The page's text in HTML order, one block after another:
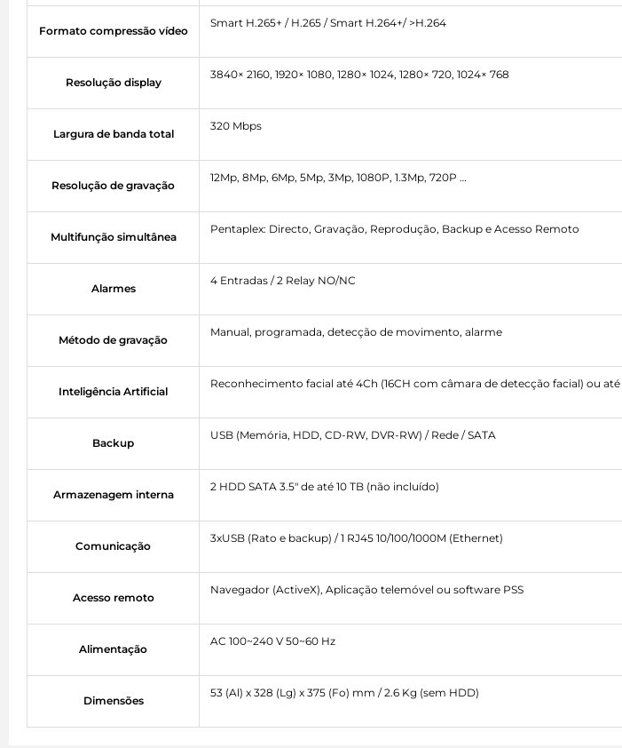
Formato compressão vídeo
Smart H.265+ / H.265 / Smart H.264+/ >H.264
Resolução display
3840× 2160, 1920× 1080, 1280× 1024, 1280× 720, 1024× 768
Largura de banda total
320 Mbps
Resolução de gravação
12Mp, 8Mp, 6Mp, 5Mp, 3Mp, 1080P, 1.3Mp, 720P …
Multifunção simultânea
Pentaplex: Directo, Gravação, Reprodução, Backup e Acesso Remoto
Alarmes
4 Entradas / 2 Relay NO/NC
Método de gravação
Manual, programada, detecção de movimento, alarme
Inteligência Artificial
Reconhecimento facial até 4Ch (16CH com câmara de detecção facial) ou
Backup
USB (Memória, HDD, CD-RW, DVR-RW) / Rede / SATA
Armazenagem interna
2 HDD SATA 3.5" de até 10 TB (não incluído)
Comunicação
3xUSB (Rato e backup) / 1 RJ45 10/100/1000M (Ethernet)
Acesso remoto
Navegador (ActiveX), Aplicação telemóvel ou software PSS
Alimentação
AC 100~240 V 50~60 Hz
Dimensões
53 (Al) x 328 (Lg) x 375 (Fo) mm / 2.6 Kg (sem HDD)